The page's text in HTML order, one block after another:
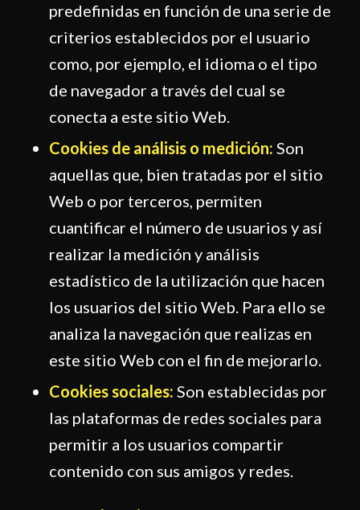
predefinidas en función de una serie de
criterios establecidos por el usuario
como, por ejemplo, el idioma o el tipo
de navegador a través del cual se
conecta a este sitio Web.
Cookies de análisis o medición: Son
aquellas que, bien tratadas por el sitio
Web o por terceros, permiten
cuantificar el número de usuarios y así
realizar la medición y análisis
estadístico de la utilización que hacen
los usuarios del sitio Web. Para ello se
analiza la navegación que realizas en
este sitio Web con el fin de mejorarlo.
Cookies sociales: Son establecidas por
las plataformas de redes sociales para
permitir a los usuarios compartir
contenido con sus amigos y redes.